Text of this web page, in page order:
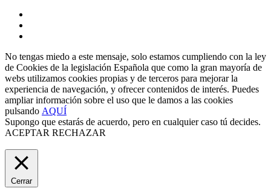
No tengas miedo a este mensaje, solo estamos cumpliendo con la ley
de Cookies de la legislación Española que como la gran mayoría de
webs utilizamos cookies propias y de terceros para mejorar la
experiencia de navegación, y ofrecer contenidos de interés. Puedes
ampliar información sobre el uso que le damos a las cookies
pulsando AQUÍ
Supongo que estarás de acuerdo, pero en cualquier caso tú decides.
ACEPTAR RECHAZAR
Cerrar